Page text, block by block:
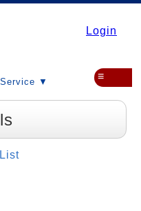
Login
▼ ≡